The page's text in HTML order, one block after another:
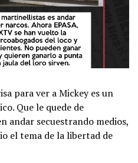
para ver a Mickey es un
Que le quede de
andar secuestrando medios,
el tema de la libertad de